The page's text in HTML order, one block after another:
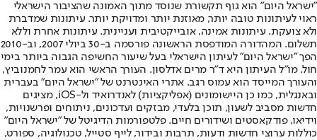
"ישראל היום" הוא גוף תקשורת שנוסד מתוך האמונה שהציבור הישראלי
ראוי לעיתונות טובה יותר, מאוזנת יותר ומדויקת יותר. עיתונות שמדברת
ולא צועקת. עיתונות אמינה, אובייקטיבית ועניינית. עיתונות אחרת וללא
תשלום. המהדורה המודפסת הראשונה פורסמה ב-30 ביולי 2007, וב-2010
הפך "ישראל היום" לעיתון הישראלי בעל שיעור החשיפה הגבוה ביותר בימי
חול. מו"ל העיתון היא ד"ר מרים אדלסון. העורך הראשי הוא עמר לחמנוביץ,
והעורך המייסד הוא עמוס רגב. אתרי האינטרנט של "ישראל היום" בעברית
ובאנגלית, כמו כן היישומונים (אפליקציות) לאנדרואיד ול-iOS, מציגים
חדשות מסביב לשעון, תוכן בלעדי, מבזקים ועדכונים, ניתוחים ופרשנויות,
וידיאו, פודקאסטים ושידורים חיים. פלטפורמות הדיגיטל של "ישראל היום"
כוללות ערוצי חדשות ודעות, תרבות ובידור, לייף סטייל, טכנולוגיה, ספורט,